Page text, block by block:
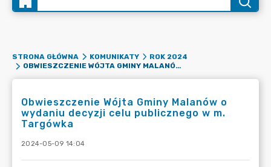
STRONA GŁÓWNA KOMUNIKATY
ROK 2024
OBWIESZCZENIE WÓJTA GMINY MALANÓW O WYDANIU DECYZJI CELU PUBLICZNEGO W M. TARGÓWKA
Obwieszczenie Wójta Gminy Malanów o
wydaniu decyzji celu publicznego w m.
Targówka
2024-05-09 14:04